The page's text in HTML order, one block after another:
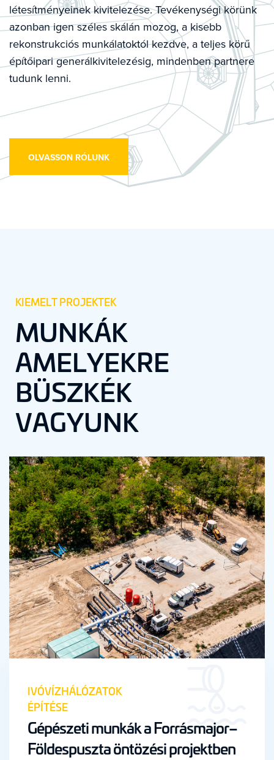
létesítményeinek kivitelezése. Tevékenységi körünk
azonban igen széles skálán mozog, a kisebb
rekonstrukciós munkálatoktól kezdve, a teljes körű
építőipari generálkivitelezésig, mindenben partnere
tudunk lenni.
OLVASSON RÓLUNK
KIEMELT PROJEKTEK
MUNKÁK
AMELYEKRE
BÜSZKÉK
VAGYUNK
IVÓVÍZHÁLÓZATOK
ÉPÍTÉSE
Gépészeti munkák a Forrásmajor–
Földespuszta öntözési projektben